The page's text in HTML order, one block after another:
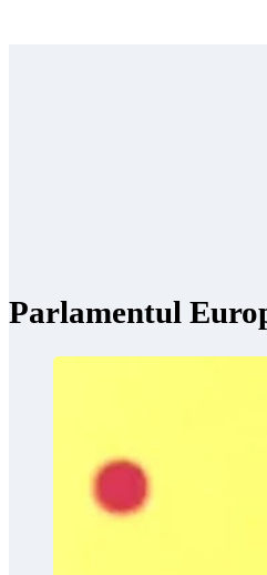
Parlamentul